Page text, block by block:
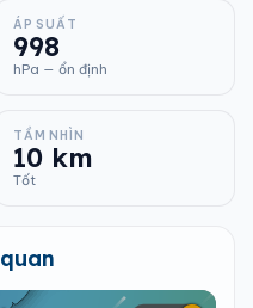
ÁP SUẤT
998
hPa — ổn định
TẦM NHÌN
10 km
Tốt